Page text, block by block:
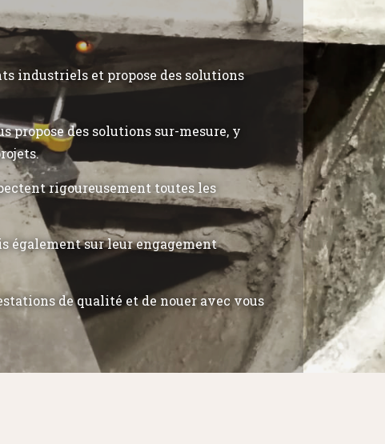
industriels et propose des solutions
des solutions sur-mesure, y
rigoureusement toutes les
également sur leur engagement
de qualité et de nouer avec vous